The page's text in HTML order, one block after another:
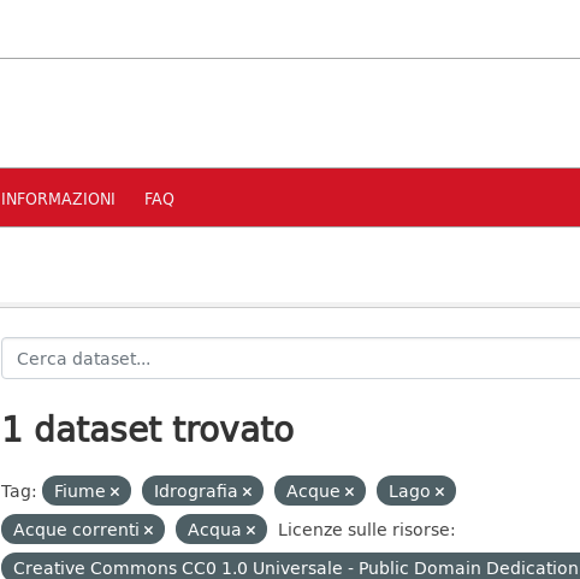
INFORMAZIONI FAQ
1 dataset trovato
Tag: Fiume Idrografia Acque
Lago
Acque correnti
Acqua
Licenze sulle risorse:
Creative Commons CC0 1.0 Universale - Public Domain